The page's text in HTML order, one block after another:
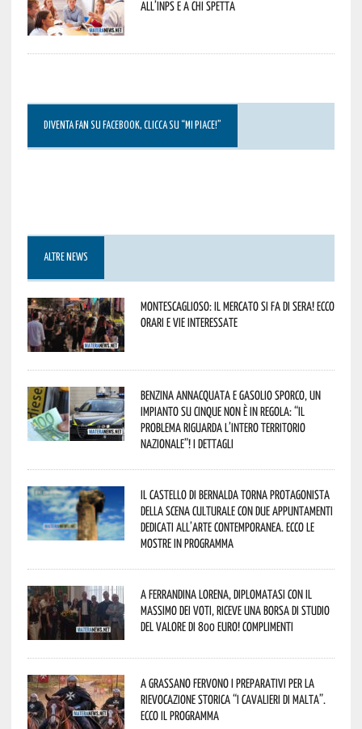
all’INPS e a chi spetta
DIVENTA FAN SU FACEBOOK, CLICCA SU “MI PIACE!”
ALTRE NEWS
Montescaglioso: il mercato si fa di sera! Ecco
orari e vie interessate
Benzina annacquata e gasolio sporco, un
impianto su cinque non è in regola: “il
problema riguarda l’intero territorio
Nazionale”! I dettagli
Il Castello di Bernalda torna protagonista
della scena culturale con due appuntamenti
dedicati all’arte contemporanea. Ecco le
mostre in programma
A Ferrandina Lorena, diplomatasi con il
massimo dei voti, riceve una borsa di studio
del valore di 800 euro! Complimenti
A Grassano fervono i preparativi per la
Rievocazione Storica “I CAVALIERI DI MALTA”.
Ecco il programma